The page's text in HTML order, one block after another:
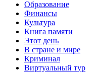
Образование
Финансы
Культура
Книга памяти
Этот день
В стране и мире
Криминал
Виртуальный тур